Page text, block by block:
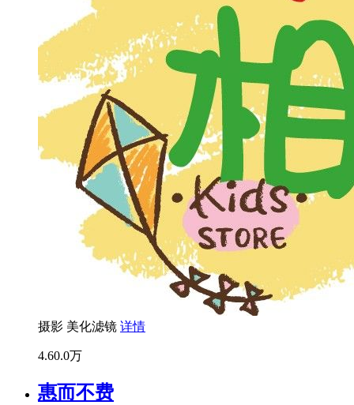
摄影 美化滤镜 详情
4.60.0万
惠而不费